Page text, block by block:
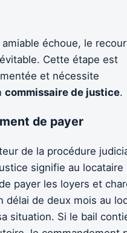
échoue, le
Cette étape est
et nécessite
commissaire de justice.
de payer
de la procédure
signifie au locataire
payer les loyers et
délai de deux mois au
situation. Si le bail